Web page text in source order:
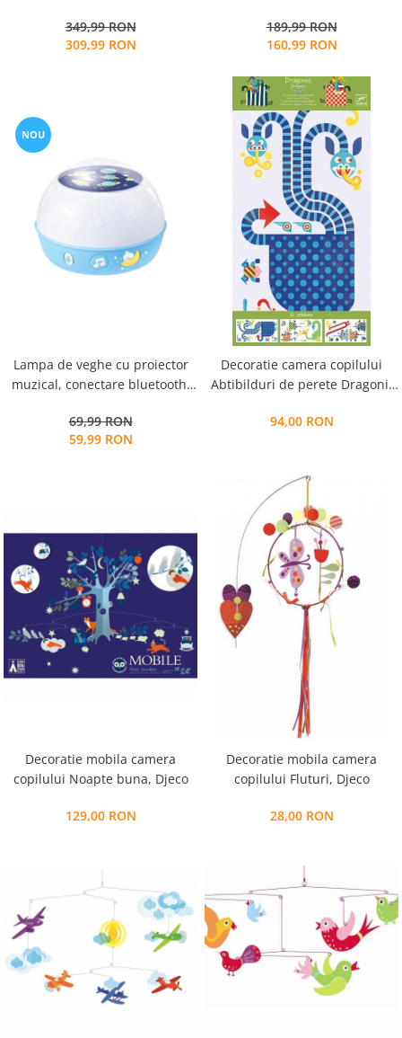
invatare cu mai multe functii
349,99 RON
309,99 RON
producere de ceata rece cu
ultrasunete
189,99 RON
160,99 RON
NOU
Lampa de veghe cu proiector
muzical, conectare bluetooth,
69,99 RON
59,99 RON
Decoratie camera copilului
Abtibilduri de perete Dragoni,
94,00 RON
Decoratie mobila camera
copilului Noapte buna, Djeco
129,00 RON
Decoratie mobila camera
copilului Fluturi, Djeco
28,00 RON